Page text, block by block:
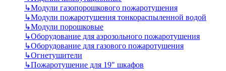
↳Модули газопорошкового пожаротушения
↳Модули пожаротушения тонкораспыленной водой
↳Модули порошковые
↳Оборудование для аэрозольного пожаротушения
↳Оборудование для газового пожаротушения
↳Огнетушители
↳Пожаротушение для 19" шкафов